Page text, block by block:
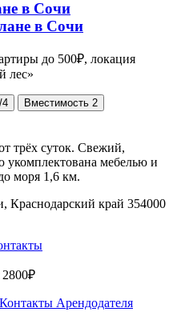
в Сочи
до 500₽, локация
лес»
4 Вместимость 2
трёх суток. Свежий,
укомплектована мебелью и
моря 1,6 км.
Краснодарский край 354000
2800₽
Контакты Арендодателя